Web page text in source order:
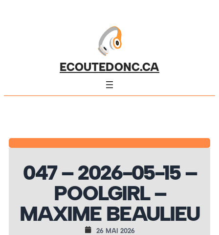
ECOUTEDONC.CA
047 – 2026-05-15 –
POOLGIRL –
MAXIME BEAULIEU
26 MAI 2026